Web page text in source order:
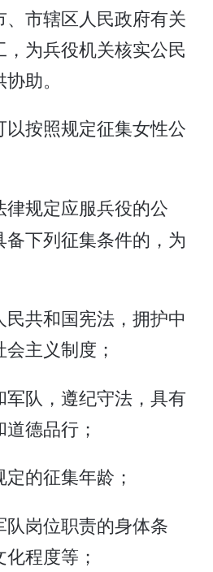
市辖区人民政府有关
为兵役机关核实公民
助。
按照规定征集女性公
规定应服兵役的公
下列征集条件的，为
民共和国宪法，拥护中
主义制度；
军队，遵纪守法，具有
德品行；
定的征集年龄；
队岗位职责的身体条
程度等；